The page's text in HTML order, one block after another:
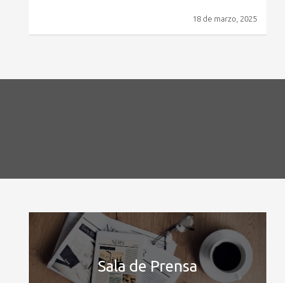
18 de marzo, 2025
Sala de Prensa